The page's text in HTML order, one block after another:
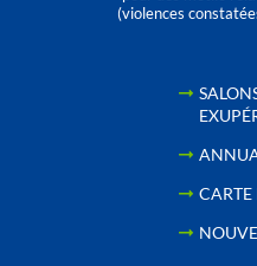
(violences